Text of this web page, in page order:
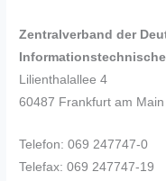
Zentralverband der
Lilienthalallee 4
60487 Frankfurt am Main
Telefon: 069 247747-0
Telefax: 069 247747-19